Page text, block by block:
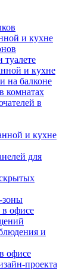
и кухне
туалете
и кухне
на балконе
комнатах
в
и кухне
для
зоны
в офисе
и
офисе
проекта